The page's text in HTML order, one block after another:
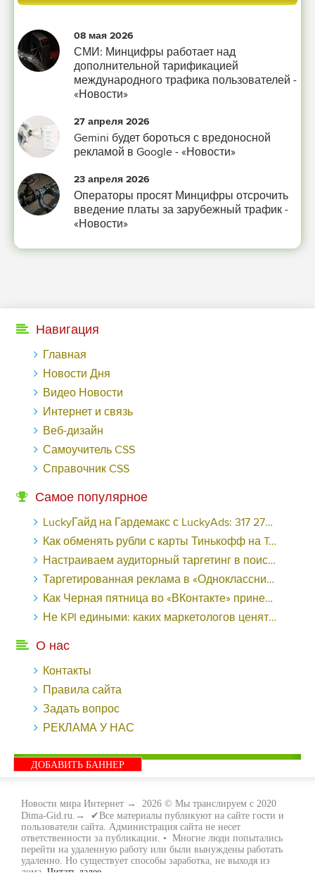
08 мая 2026
СМИ: Минцифры работает над
дополнительной тарификацией
международного трафика пользователей -
«Новости»
27 апреля 2026
Gemini будет бороться с вредоносной
рекламой в Google - «Новости»
23 апреля 2026
Операторы просят Минцифры отсрочить
введение платы за зарубежный трафик -
«Новости»
Навигация
Главная
Новости Дня
Видео Новости
Интернет и связь
Веб-дизайн
Самоучитель CSS
Справочник CSS
Самое популярное
LuckyГайд на Гардемакс с LuckyAds: 317 279 рублей за 10 дней - «Надо знать»
Как обменять рубли с карты Тинькофф на Tether ERC20 (USDT)?
Настраиваем аудиторный таргетинг в поисковой кампании Google Ads - «Заработок»
Таргетированная реклама в «Одноклассниках»: как ее настроить и нужно ли - «Заработок»
Как Черная пятница во «ВКонтакте» принесла магазину подарков 221 продажу по цене 38 рублей - «Заработок»
Не KPI едиными: каких маркетологов ценят - «Заработок»
О нас
Контакты
Правила сайта
Задать вопрос
РЕКЛАМА У НАС
ДОБАВИТЬ БАННЕР
Новости мира Интернет → 2026 © Мы транслируем с 2020
Dima-Gid.ru.→ ✔Все материалы публикуют на сайте гости и
пользователи сайта. Администрация сайта не несет
ответственности за публикации. • Многие люди попытались
перейти на удаленную работу или были вынуждены работать
удаленно. Но существует способы заработка, не выходя из
дома. Читать далее...